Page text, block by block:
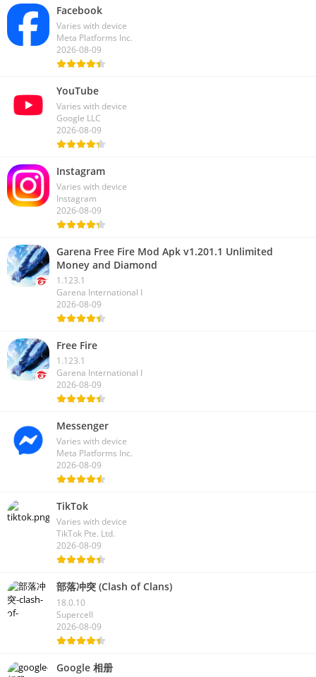
Facebook
Varies with device
Meta Platforms Inc.
2026-08-09
YouTube
Varies with device
Google LLC
2026-08-09
Instagram
Varies with device
Instagram
2026-08-09
Garena Free Fire Mod Apk v1.201.1 Unlimited
Money and Diamond
1.123.1
Garena International I
2026-08-09
Free Fire
1.123.1
Garena International I
2026-08-09
Messenger
Varies with device
Meta Platforms Inc.
2026-08-09
TikTok
Varies with device
TikTok Pte. Ltd.
2026-08-09
部落冲突 (Clash of Clans)
18.0.10
Supercell
2026-08-09
Google 相册